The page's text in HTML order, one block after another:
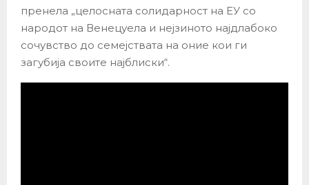
пренела „целосната солидарност на ЕУ со
народот на Венецуела и нејзиното најдлабоко
сочувство до семејствата на оние кои ги
загубија своите најблиски“.